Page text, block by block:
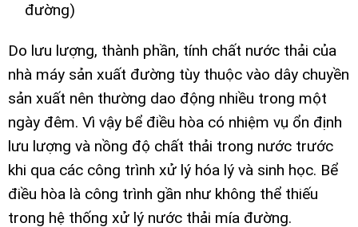
đường)
Do lưu lượng, thành phần, tính chất nước thải của
nhà máy sản xuất đường tùy thuộc vào dây chuyền
sản xuất nên thường dao động nhiều trong một
ngày đêm. Vì vậy bể điều hòa có nhiệm vụ ổn định
lưu lượng và nồng độ chất thải trong nước trước
khi qua các công trình xử lý hóa lý và sinh học. Bể
điều hòa là công trình gần như không thể thiếu
trong hệ thống xử lý nước thải mía đường.